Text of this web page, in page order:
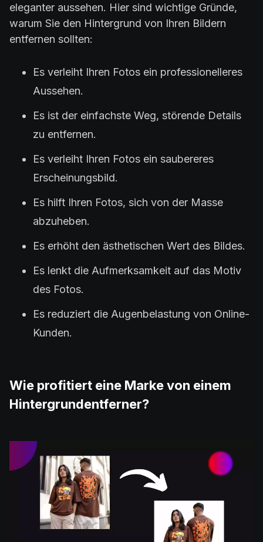
eleganter aussehen. Hier sind wichtige Gründe,
warum Sie den Hintergrund von Ihren Bildern
entfernen sollten:
Es verleiht Ihren Fotos ein professionelleres
Aussehen.
Es ist der einfachste Weg, störende Details
zu entfernen.
Es verleiht Ihren Fotos ein saubereres
Erscheinungsbild.
Es hilft Ihren Fotos, sich von der Masse
abzuheben.
Es erhöht den ästhetischen Wert des Bildes.
Es lenkt die Aufmerksamkeit auf das Motiv
des Fotos.
Es reduziert die Augenbelastung von Online-
Kunden.
Wie profitiert eine Marke von einem
Hintergrundentferner?